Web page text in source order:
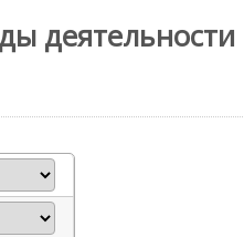
деятельности